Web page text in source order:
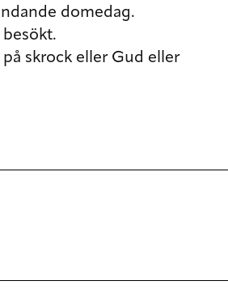
domedag.
skrock eller Gud eller